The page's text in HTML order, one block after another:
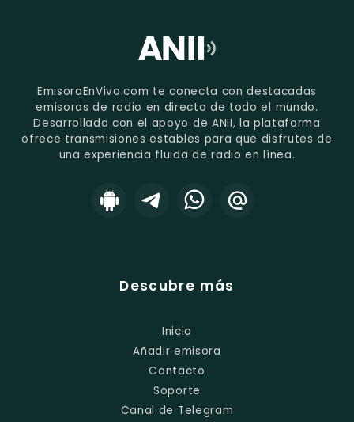
EmisoraEnVivo.com te conecta con destacadas
emisoras de radio en directo de todo el mundo.
Desarrollada con el apoyo de ANII, la plataforma
ofrece transmisiones estables para que disfrutes de
una experiencia fluida de radio en línea.
Descubre más
Inicio
Añadir emisora
Contacto
Soporte
Canal de Telegram